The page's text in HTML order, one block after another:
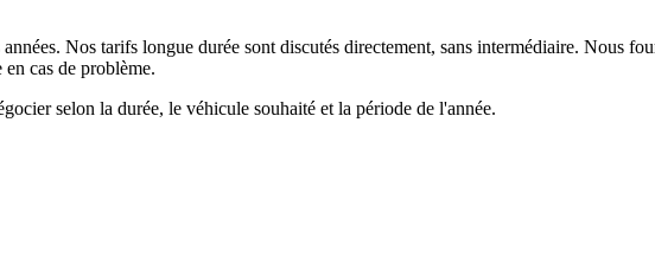
Nos tarifs longue durée sont discutés directement, sans intermédiaire. Nous
cas de problème.
selon la durée, le véhicule souhaité et la période de l'année.